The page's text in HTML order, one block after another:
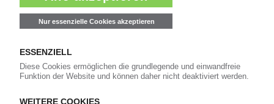
Bereits KI-Abonnent? Jetzt
anmelden!